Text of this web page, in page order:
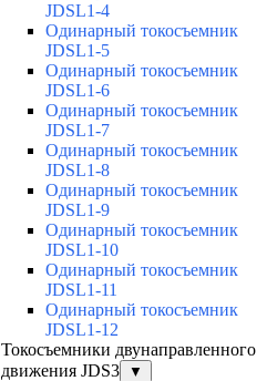
JDSL1-4
Одинарный токосъемник
JDSL1-5
Одинарный токосъемник
JDSL1-6
Одинарный токосъемник
JDSL1-7
Одинарный токосъемник
JDSL1-8
Одинарный токосъемник
JDSL1-9
Одинарный токосъемник
JDSL1-10
Одинарный токосъемник
JDSL1-11
Одинарный токосъемник
JDSL1-12
Токосъемники двунаправленного
движения JDS3
▼